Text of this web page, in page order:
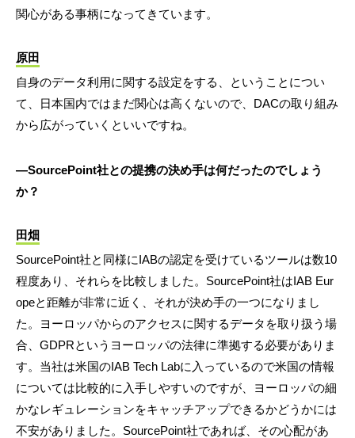
関心がある事柄になってきています。
原田
自身のデータ利用に関する設定をする、ということについ
て、日本国内ではまだ関心は高くないので、DACの取り組み
から広がっていくといいですね。
―SourcePoint社との提携の決め手は何だったのでしょう
か？
田畑
SourcePoint社と同様にIABの認定を受けているツールは数10
程度あり、それらを比較しました。SourcePoint社はIAB Eur
opeと距離が非常に近く、それが決め手の一つになりまし
た。ヨーロッパからのアクセスに関するデータを取り扱う場
合、GDPRというヨーロッパの法律に準拠する必要がありま
す。当社は米国のIAB Tech Labに入っているので米国の情報
については比較的に入手しやすいのですが、ヨーロッパの細
かなレギュレーションをキャッチアップできるかどうかには
不安がありました。SourcePoint社であれば、その心配があ